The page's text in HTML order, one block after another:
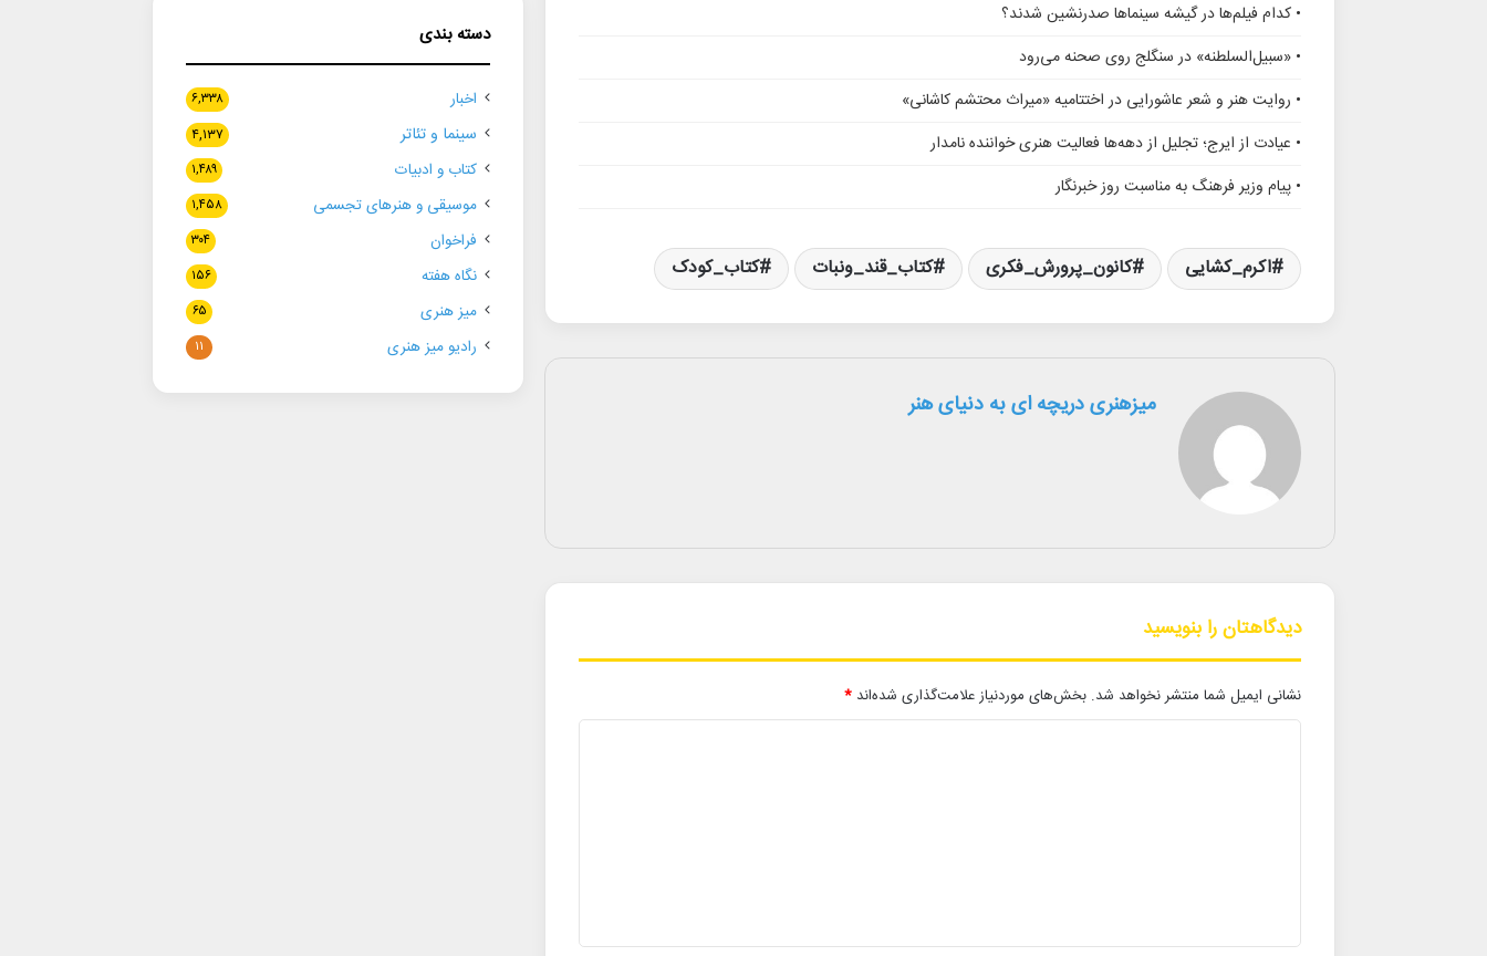
• کدام فیلم‌ها در گیشه سینماها صدرنشین شدند؟
• «سبیل‌السلطنه» در سنگلج روی صحنه می‌رود
• روایت هنر و شعر عاشورایی در اختتامیه «میراث محتشم کاشانی»
• عیادت از ایرج؛ تجلیل از دهه‌ها فعالیت هنری خواننده نامدار
• پیام وزیر فرهنگ به مناسبت روز خبرنگار
اکرم_کشایی کانون_پرورش_فکری کتاب_قند_ونبات کتاب_کودک
میزهنری دریچه ای به دنیای هنر
دیدگاهتان را بنویسید
نشانی ایمیل شما منتشر نخواهد شد. بخش‌های موردنیاز علامت‌گذاری شده‌اند *
دسته بندی
اخبار ۶,۳۳۸
سینما و تئاتر ۴,۱۳۷
کتاب و ادبیات ۱,۴۸۹
موسیقی و هنرهای تجسمی ۱,۴۵۸
فراخوان ۳۰۴
نگاه هفته ۱۵۶
میز هنری ۶۵
رادیو میز هنری ۱۱